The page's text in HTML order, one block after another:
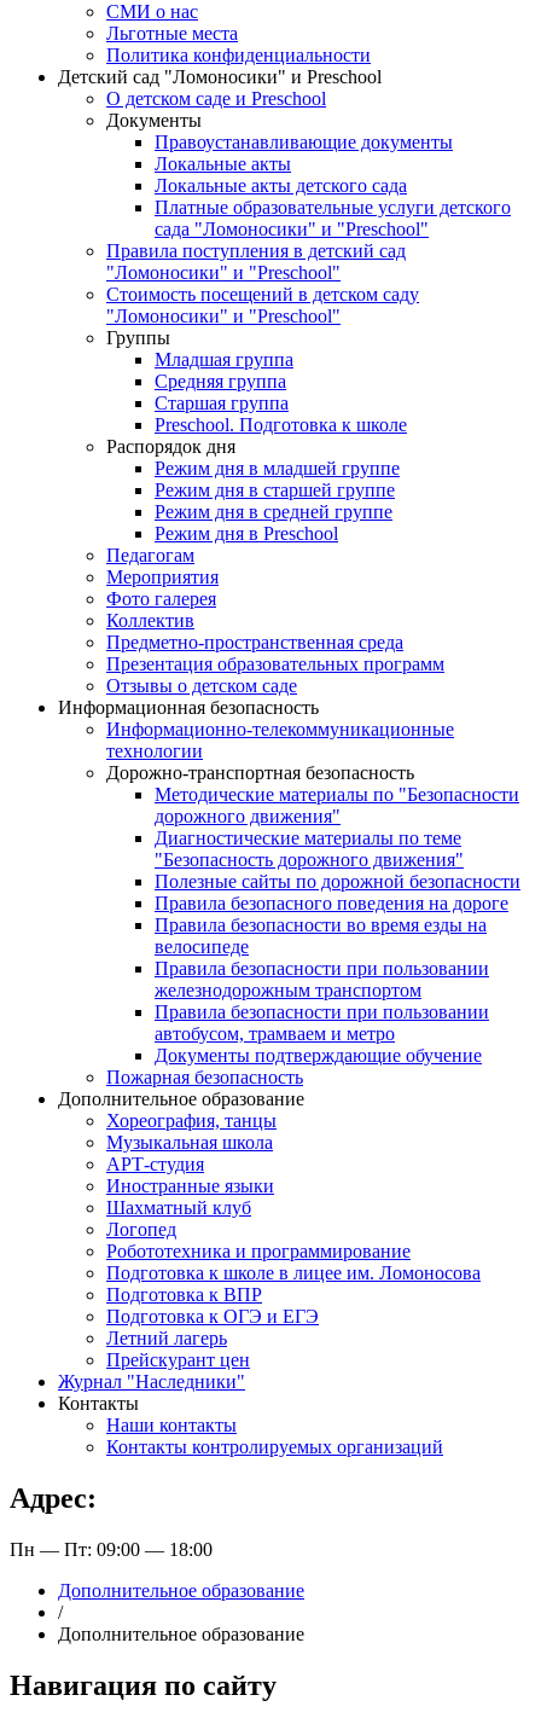
СМИ о нас
Льготные места
Политика конфиденциальности
Детский сад "Ломоносики" и Preschool
О детском саде и Preschool
Документы
Правоустанавливающие документы
Локальные акты
Локальные акты детского сада
Платные образовательные услуги детского
сада "Ломоносики" и "Preschool"
Правила поступления в детский сад
"Ломоносики" и "Preschool"
Стоимость посещений в детском саду
"Ломоносики" и "Preschool"
Группы
Младшая группа
Средняя группа
Старшая группа
Preschool. Подготовка к школе
Распорядок дня
Режим дня в младшей группе
Режим дня в старшей группе
Режим дня в средней группе
Режим дня в Preschool
Педагогам
Мероприятия
Фото галерея
Коллектив
Предметно-пространственная среда
Презентация образовательных программ
Отзывы о детском саде
Информационная безопасность
Информационно-телекоммуникационные
технологии
Дорожно-транспортная безопасность
Методические материалы по "Безопасности
дорожного движения"
Диагностические материалы по теме
"Безопасность дорожного движения"
Полезные сайты по дорожной безопасности
Правила безопасного поведения на дороге
Правила безопасности во время езды на
велосипеде
Правила безопасности при пользовании
железнодорожным транспортом
Правила безопасности при пользовании
автобусом, трамваем и метро
Документы подтверждающие обучение
Пожарная безопасность
Дополнительное образование
Хореография, танцы
Музыкальная школа
АРТ-студия
Иностранные языки
Шахматный клуб
Логопед
Робототехника и программирование
Подготовка к школе в лицее им. Ломоносова
Подготовка к ВПР
Подготовка к ОГЭ и ЕГЭ
Летний лагерь
Прейскурант цен
Журнал "Наследники"
Контакты
Наши контакты
Контакты контролируемых организаций
Адрес:
Пн — Пт: 09:00 — 18:00
Дополнительное образование
/
Дополнительное образование
Навигация по сайту